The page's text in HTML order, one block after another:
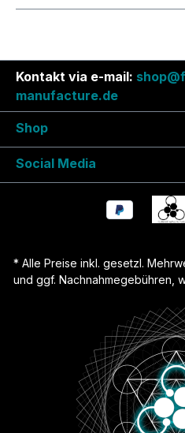
Kontakt via e-mail:
manufacture.de
Shop
Social Media
* Alle Preise inkl. gesetzl.
und ggf. Nachnahmegebühren,